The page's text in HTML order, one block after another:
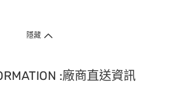
隱藏
:廠商直送資訊